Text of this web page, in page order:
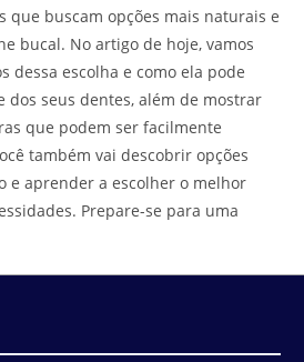
que buscam opções mais naturais e
bucal. No artigo de hoje, vamos
dessa escolha e como ela pode
seus dentes, além de mostrar
que podem ser facilmente
também vai descobrir opções
e aprender a escolher o melhor
Prepare-se para uma